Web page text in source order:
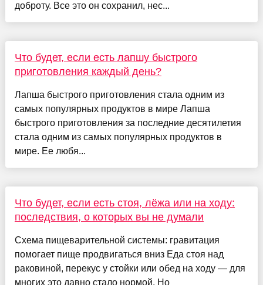
доброту. Все это он сохранил, нес...
Что будет, если есть лапшу быстрого
приготовления каждый день?
Лапша быстрого приготовления стала одним из
самых популярных продуктов в мире Лапша
быстрого приготовления за последние десятилетия
стала одним из самых популярных продуктов в
мире. Ее любя...
Что будет, если есть стоя, лёжа или на ходу:
последствия, о которых вы не думали
Схема пищеварительной системы: гравитация
помогает пище продвигаться вниз Еда стоя над
раковиной, перекус у стойки или обед на ходу — для
многих это давно стало нормой. Но